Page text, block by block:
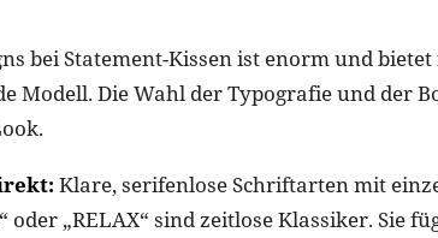
bei Statement-Kissen ist enorm und
Modell. Die Wahl der Typografie und der
Klare, serifenlose Schriftarten mit
oder „RELAX“ sind zeitlose Klassiker. Sie